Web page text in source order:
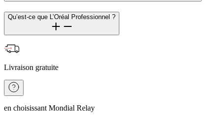
Qu’est-ce que L’Oréal Professionnel ?
Livraison gratuite
en choisissant Mondial Relay